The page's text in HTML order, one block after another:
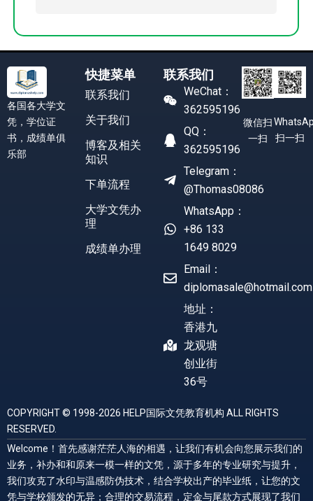
各国各大学文
凭，学位证
书，成绩单俱
乐部
快捷菜单
联系我们
关于我们
博客及相关
知识
下单流程
大学文凭办
理
成绩单办理
联系我们
WeChat：
362595196
QQ：
362595196
Telegram：
@Thomas08086
WhatsApp：
+86 133
1649 8029
Email：
diplomasale@hotmail.com
地址：
香港九
龙观塘
创业街
36号
微信扫
一扫
扫一扫
COPYRIGHT © 1998-2026 HELP国际文凭教育机构 ALL RIGHTS
RESERVED.
Welcome！首先感谢茫茫人海的相遇，让我们有机会向您展示我们的
业务，补办和和原来一模一样的文凭，源于多年的专业研究与提升，
我们攻克了水印与温感防伪技术，结合学校出产的毕业纸，让您的文
凭与学校颁发的无异；合理的交易流程，定金与尾款方式展现了我们